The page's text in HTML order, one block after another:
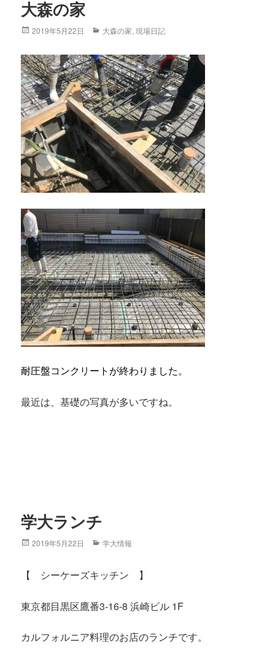
大森の家
Posted
2019年5月22日 Categories
大森の家,現場日記
耐圧盤コンクリートが終わりました。
最近は、基礎の写真が多いですね。
学大ランチ
Posted
2019年5月22日 Categories
学大情報
【 シーケーズキッチン 】
東京都目黒区鷹番3-16-8 浜崎ビル 1F
カルフォルニア料理のお店のランチです。